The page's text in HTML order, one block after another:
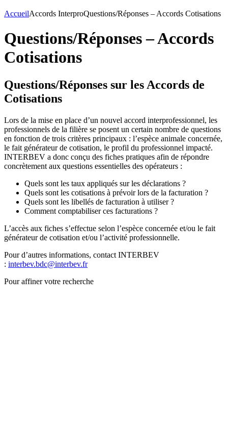
AccueilAccords InterproQuestions/Réponses – Accords Cotisations
Questions/Réponses – Accords
Cotisations
Questions/Réponses sur les Accords de
Cotisations
Lors de la mise en place d’un nouvel accord interprofessionnel, les
professionnels de la filière se posent un certain nombre de questions
en fonction de trois critères principaux : l’espèce animale concernée,
le fait générateur de cotisation, le profil du professionnel impacté.
INTERBEV a donc conçu des fiches pratiques afin de répondre
concrètement aux questions essentielles des opérateurs :
Quels sont les taux appliqués sur les déclarations ?
Quels sont les cotisations à prévoir lors de la facturation ?
Quels sont les libellés de facturation à utiliser ?
Comment comptabiliser ces facturations ?
L’accès aux fiches s’effectue selon l’espèce concernée et/ou le fait
générateur de cotisation et/ou l’activité professionnelle.
Pour d’autres informations, contact INTERBEV
: interbev.bdc@interbev.fr
Pour affiner votre recherche